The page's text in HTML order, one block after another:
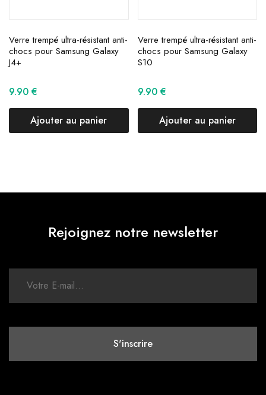
Verre trempé ultra-résistant anti-
chocs pour Samsung Galaxy
J4+
9.90 €
Ajouter au panier
Verre trempé ultra-résistant anti-
chocs pour Samsung Galaxy
S10
9.90 €
Ajouter au panier
Rejoignez notre newsletter